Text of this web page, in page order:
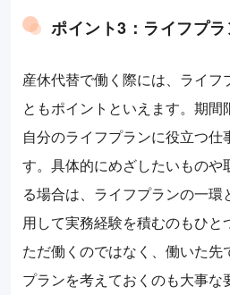
ポイント3：ライフプ
産休代替で働く際には、ライフ
ともポイントといえます。期間
自分のライフプランに役立つ
す。具体的にめざしたいものや
る場合は、ライフプランの一環
用して実務経験を積むのもひと
ただ働くのではなく、働いた
プランを考えておくのも大事な